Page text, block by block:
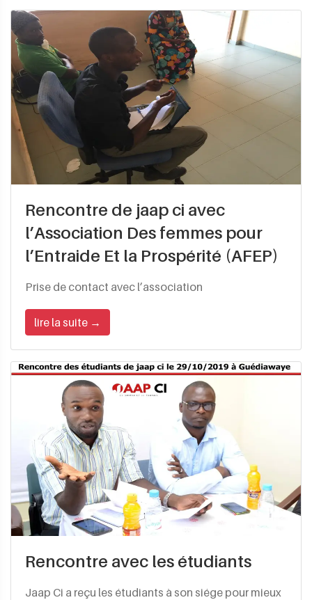
Rencontre de jaap ci avec
l’Association Des femmes pour
l’Entraide Et la Prospérité (AFEP)
Prise de contact avec l’association
lire la suite →
Rencontre avec les étudiants
Jaap Ci a reçu les étudiants à son siége pour mieux